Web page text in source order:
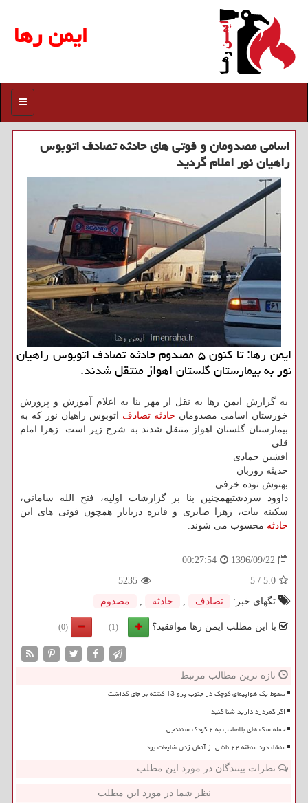
ایمن رها
منو
اسامی مصدومان و فوتی های حادثه تصادف اتوبوس
راهیان نور اعلام گردید
ایمن رها: تا كنون ۵ مصدوم حادثه تصادف اتوبوس راهیان
نور به بیمارستان گلستان اهواز منتقل شدند.
به گزارش ایمن رها به نقل از مهر بنا به اعلام آموزش و پرورش
خوزستان اسامی مصدومان حادثه تصادف اتوبوس راهیان نور كه به
بیمارستان گلستان اهواز منتقل شدند به شرح زیر است: زهرا امام
قلی
افشین حمادی
حدیثه روزبان
بهنوش توده خرفی
داوود سردشتیهمچنین بنا بر گزارشات اولیه، فتح الله سامانی،
سكینه بیات، زهرا صابری و فایزه دریایار همچون فوتی های این
حادثه محسوب می شوند.
1396/09/22
00:27:54
5.0
/
5
5235
تگهای خبر:
تصادف , حادثه , مصدوم
با این مطلب ایمن رها موافقید؟ (1)
(0)
تازه ترین مطالب مرتبط
سقوط یک هواپیمای کوچک در جنوب پرو 13 کشته بر جای گذاشت
اگر کمردرد دارید شنا کنید
حمله سگ های بلاصاحب به ۲ کودک سنندجی
منشاء دود منطقه ۲۲ ناشی از آتش زدن ضایعات بود
نظرات بینندگان در مورد این مطلب
نظر شما در مورد این مطلب